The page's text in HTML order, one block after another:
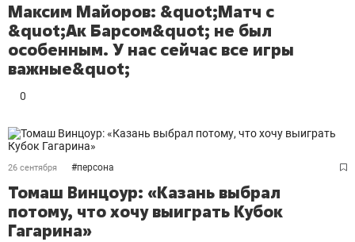
Максим Майоров: &quot;Матч с
&quot;Ак Барсом&quot; не был
особенным. У нас сейчас все игры
важные&quot;
0
26 сентября #персона
Томаш Винцоур: «Казань выбрал
потому, что хочу выиграть Кубок
Гагарина»